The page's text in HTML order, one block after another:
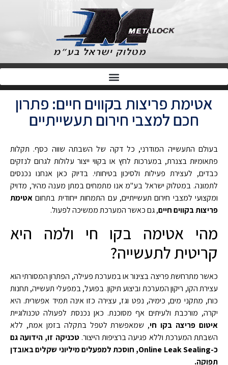
אטימת פריצות בקווים חיים: פתרון
חכם למצבי חירום תעשייתיים
בעולם התעשייה המודרני, כל דקה של השבתה שווה כסף. תקלות
פתאומיות בצנרת, במערכות לחץ או בקווי ייצור עלולות לגרום לנזקים
כבדים, לעצירת פעילות ולסיכון בטיחותי. בדיוק כאן אנחנו נכנסים
לתמונה. במטלוק ישראל בע"מ אנו מתמחים במתן מענה מהיר, מדויק
ומקצועי למצבי חירום תעשייתיים, עם התמחות ייחודית בתחום אטימת
פריצות בקווים חיים, גם כאשר המערכת ממשיכה לפעול.
מהי אטימה בקו חי ולמה היא
קריטית לתעשייה?
כאשר מתרחשת פריצה בצינור או במערכת פעילה, הפתרון המסורתי הוא
עצירת הקו, ריקון המערכת וביצוע תיקון. בפועל, במפעלי תעשייה, תחנות
כוח, מתקני מים, כימיה, נפט וגז, עצירה כזו אינה תמיד אפשרית. היא
יקרה, מורכבת ולעיתים אף מסוכנת. כאן נכנסת לפעולה טכנולוגיית
איטום פריצה בקו חי, שמאפשרת לטפל בתקלה בזמן אמת, ללא
השבתת המערכת וללא פגיעה ברציפות הייצור.טכניקה זו, הידועה גם
כ-Online Leak Sealing, חוסכת למפעלים מיליוני שקלים באובדן
תפוקה.